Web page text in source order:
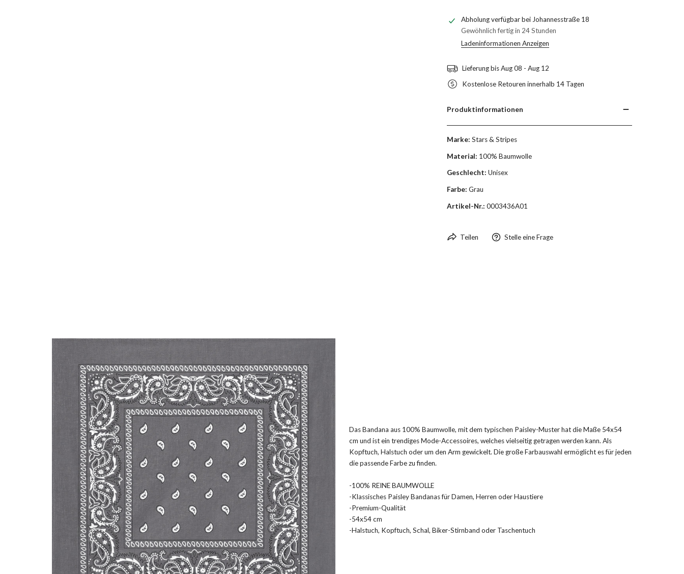
Abholung verfügbar bei Johannesstraße 18
Gewöhnlich fertig in 24 Stunden
Ladeninformationen Anzeigen
Lieferung bisAug 08 - Aug 12
Kostenlose Retouren innerhalb 14 Tagen
Produktinformationen
Marke:Stars & Stripes
Material: 100% Baumwolle
Geschlecht: Unisex
Farbe: Grau
Artikel-Nr.:0003436A01
Teilen Stelle eine Frage
Das Bandana aus 100% Baumwolle, mit dem typischen Paisley-Muster hat die Maße 54x54
cm und ist ein trendiges Mode-Accessoires, welches vielseitig getragen werden kann. Als
Kopftuch, Halstuch oder um den Arm gewickelt. Die große Farbauswahl ermöglicht es für jeden
die passende Farbe zu finden.
-100% REINE BAUMWOLLE
-Klassisches Paisley Bandanas für Damen, Herren oder Haustiere
-Premium-Qualität
-54x54 cm
-Halstuch, Kopftuch, Schal, Biker-Stirnband oder Taschentuch